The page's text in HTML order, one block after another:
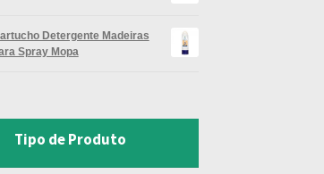
Detergente Madeiras
Spray Mopa
Tipo de Produto